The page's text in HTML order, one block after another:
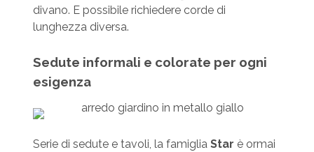
divano. E possibile richiedere corde di
lunghezza diversa.
Sedute informali e colorate per ogni
esigenza
Serie di sedute e tavoli, la famiglia Star è ormai